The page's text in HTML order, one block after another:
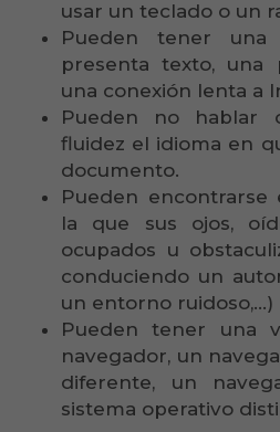
usar un teclado o un
Pueden tener
presenta texto, una
una conexión lenta a
Pueden no hablar
fluidez el idioma en
documento.
Pueden encontrarse
la que sus ojos,
ocupados u
conduciendo un
un entorno ruidoso,...)
Pueden tener una
navegador, un
diferente, un
sistema operativo